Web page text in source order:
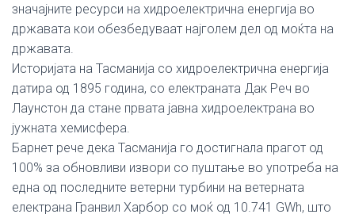
значајните ресурси на хидроелектрична енергија во
државата кои обезбедуваат најголем дел од моќта на
државата.
Историјата на Тасманија со хидроелектрична енергија
датира од 1895 година, со електраната Дак Реч во
Лаунстон да стане првата јавна хидроелектрана во
јужната хемисфера.
Барнет рече дека Тасманија го достигнала прагот од
100% за обновливи извори со пуштање во употреба на
една од последните ветерни турбини на ветерната
електрана Гранвил Харбор со моќ од 10.741 GWh, што